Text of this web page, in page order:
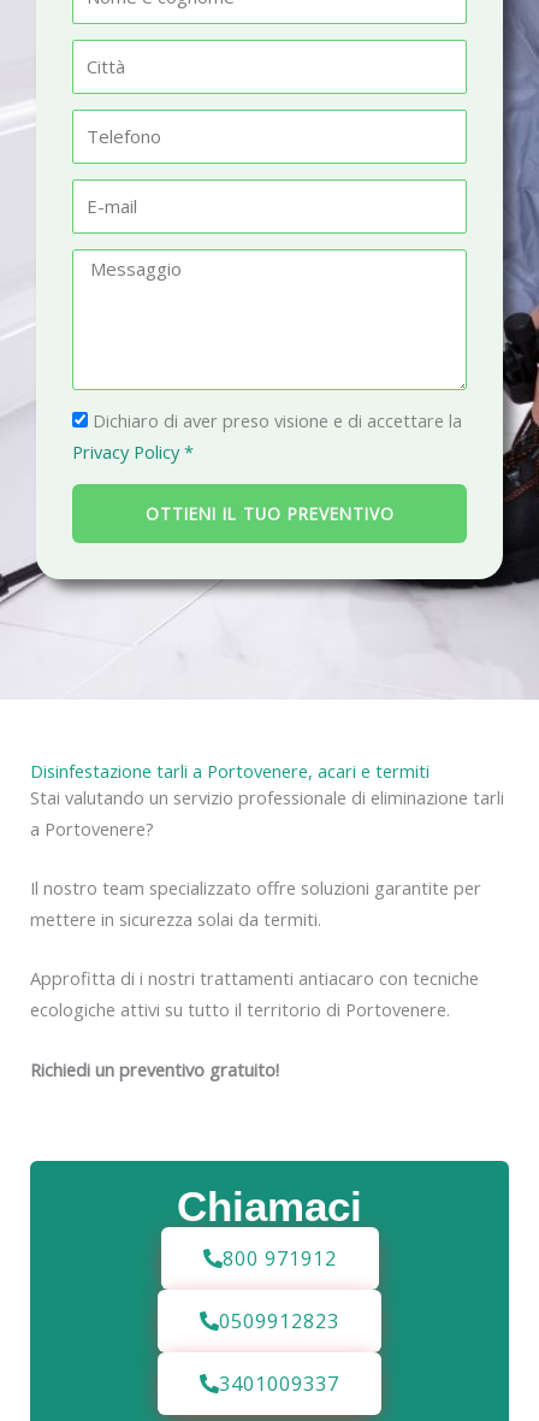
m
t
à
l
fm
a
g
g
i
P
r
i
a
c
Dichiaro di aver preso visione e di accettare la
Privacy Policy *
OTTIENI IL TUO PREVENTIVO
Chiamaci
800 971912
0509912823
3401009337
Disinfestazione tarli a Portovenere, acari e termiti
Stai valutando un servizio professionale di eliminazione tarli
a Portovenere?
Il nostro team specializzato offre soluzioni garantite per
mettere in sicurezza solai da termiti.
Approfitta di i nostri trattamenti antiacaro con tecniche
ecologiche attivi su tutto il territorio di Portovenere.
Richiedi un preventivo gratuito!